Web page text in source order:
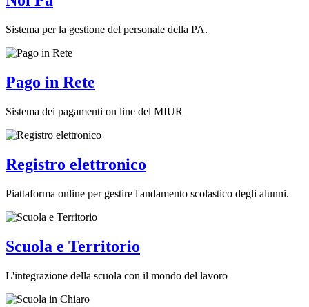
Sistema per la gestione del personale della PA.
Pago in Rete
Sistema dei pagamenti on line del MIUR
Registro elettronico
Piattaforma online per gestire l'andamento scolastico degli alunni.
Scuola e Territorio
L'integrazione della scuola con il mondo del lavoro